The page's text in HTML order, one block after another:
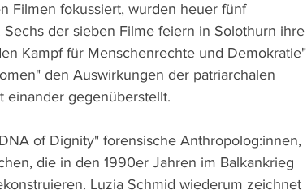
Filmen fokussiert, wurden heuer fünf
der sieben Filme feiern in Solothurn ihre
Kampf für Menschenrechte und Demokratie"
den Auswirkungen der patriarchalen
einander gegenüberstellt.
of Dignity" forensische Anthropolog:innen,
die in den 1990er Jahren im Balkankrieg
Luzia Schmid wiederum zeichnet